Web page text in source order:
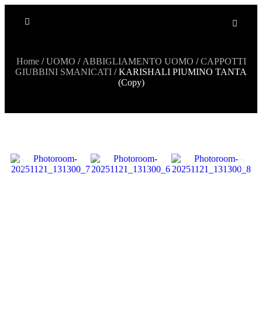
Home/UOMO / ABBIGLIAMENTO UOMO /CAPPOTTI
GIUBBINI SMANICATI / KARISHALI PIUMINO TANTA
(Copy)